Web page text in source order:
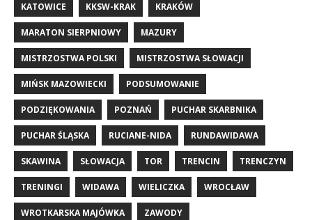
KATOWICE KKSW-KRAK KRAKÓW
MARATON SIERPNIOWY MAZURY
MISTRZOSTWA POLSKI MISTRZOSTWA SŁOWACJI
MIŃSK MAZOWIECKI PODSUMOWANIE
PODZIĘKOWANIA POZNAŃ PUCHAR SKARBNIKA
PUCHAR ŚLĄSKA RUCIANE-NIDA RUNDAWIDAWA
SKAWINA SŁOWACJA TOR TRENCIN TRENCZYN
TRENINGI WIDAWA WIELICZKA WROCŁAW
WROTKARSKA MAJÓWKA ZAWODY